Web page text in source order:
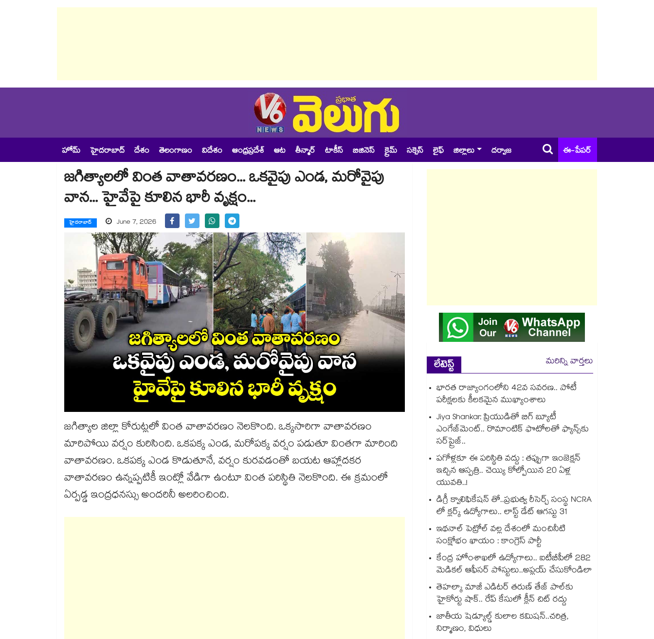
హోమ్ హైదరాబాద్ దేశం తెలంగాణం విదేశం ఆంధ్రప్రదేశ్ ఆట తీన్మార్ టాకీస్ బిజినెస్ క్రైమ్ సక్సెస్ లైఫ్ జిల్లాలు దర్వాజ ఈ-పేపర్
జగిత్యాలలో వింత వాతావరణం... ఒకవైపు ఎండ, మరోవైపు
వాన... హైవేపై కూలిన భారీ వృక్షం...
హైదరాబాద్ June 7, 2026
జగిత్యాల జిల్లా కోరుట్లలో వింత వాతావరణం నెలకొంది. ఒక్కసారిగా వాతావరణం
మారిపోయి వర్షం కురిసింది. ఒకపక్క ఎండ, మరోపక్క వర్షం పడుతూ వింతగా మారింది
వాతావరణం. ఒకపక్క ఎండ కొడుతూనే, వర్షం కురవడంతో బయట ఆహ్లాదకర
వాతావరణం ఉన్నప్పటికీ ఇంట్లో వేడిగా ఉంటూ వింత పరిస్థితి నెలకొంది. ఈ క్రమంలో
ఏర్పడ్డ ఇంద్రధనస్సు అందరినీ అలరించింది.
లేటెస్ట్
మరిన్ని వార్తలు
భారత రాజ్యాంగంలోని 42వ సవరణ.. పోటీ
పరీక్షలకు కీలకమైన ముఖ్యాంశాలు
Jiya Shankar: ప్రియుడితో బిగ్ బ్యూటీ
ఎంగేజ్‌మెంట్.. రొమాంటిక్ ఫొటోలతో ఫ్యాన్స్⁬కు
సర్‌ప్రైజ్..
పగోళ్లకూ ఈ పరిస్థితి వద్దు : తప్పుగా ఇంజెక్షన్
ఇచ్చిన ఆస్పత్రి.. చెయ్యి కోల్పోయిన 20 ఏళ్ల
యువతి..!
డిగ్రీ క్వాలిఫికేషన్ తో..ప్రభుత్వ రీసెర్చ్ సంస్థ NCRA
లో క్లర్క్ ఉద్యోగాలు.. లాస్ట్ డేట్ ఆగస్టు 31
ఇథనాల్ పెట్రోల్ వల్ల దేశంలో మంచినీటి
సంక్షోభం ఖాయం : కాంగ్రెస్ పార్టీ
కేంద్ర హోంశాఖలో ఉద్యోగాలు.. ఐటీబీపీలో 282
మెడికల్ ఆఫీసర్ పోస్టులు..అప్లయ్ చేసుకోండిలా
తెహల్కా మాజీ ఎడిటర్ తరుణ్ తేజ్ పాల్⁭కు
హైకోర్టు షాక్.. రేప్ కేసులో క్లీన్ చిట్ రద్దు
జాతీయ షెడ్యూల్డ్ కులాల కమిషన్..చరిత్ర,
నిర్మాణం, విధులు